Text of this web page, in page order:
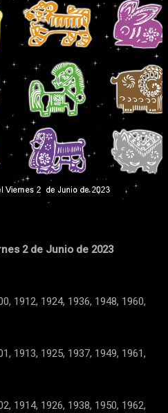
WhatsApp
2 de Junio de 2023
1912, 1924, 1936, 1948, 1960,
1913, 1925, 1937, 1949, 1961,
1914, 1926, 1938, 1950, 1962,